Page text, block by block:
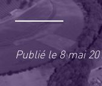
Publié le8 mai